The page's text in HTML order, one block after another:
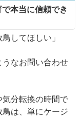
本当に信頼でき
してほしい」
なお問い合わせ
分転換の時間で
は、単にケージ